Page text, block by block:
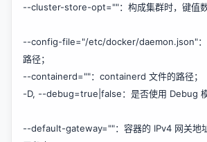
--cluster-store-opt=""：构成集群时，键值
--config-file="/etc/docker/daemon.json"：
路径；
--containerd=""：containerd 文件的路径
-D, --debug=true|false：是否使用 Debug 模
--default-gateway=""：容器的 IPv4 网关地